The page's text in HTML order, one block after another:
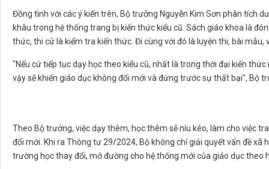
Đồng tình với các ý kiến trên, Bộ trưởng Nguyễn Kim Sơn phân tích
khâu trong hệ thống trang bị kiến thức kiểu cũ. Sách giáo khoa là
thức, thi cử là kiểm tra kiến thức. Đi cùng với đó là luyện thi, bài
"Nếu cứ tiếp tục dạy học theo kiểu cũ, nhất là trong thời đại kiến
vậy sẽ khiến giáo dục không đổi mới và đứng trước sự thất bại", Bộ
Theo Bộ trưởng, việc dạy thêm, học thêm sẽ níu kéo, làm cho việc
đổi mới. Khi ra Thông tư 29/2024, Bộ không chỉ giải quyết vấn đề
trường học thay đổi, mở đường cho hệ thống mới của giáo dục theo